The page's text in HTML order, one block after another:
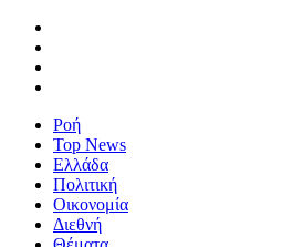
Ροή
Top News
Ελλάδα
Πολιτική
Οικονομία
Διεθνή